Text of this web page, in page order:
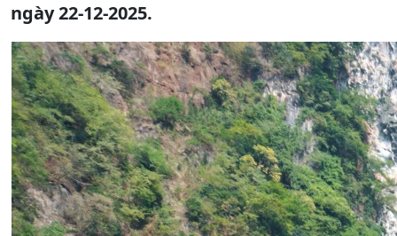
ngày 22-12-2025.